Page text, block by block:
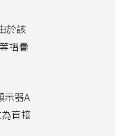
於該
摺疊
示器A
直接